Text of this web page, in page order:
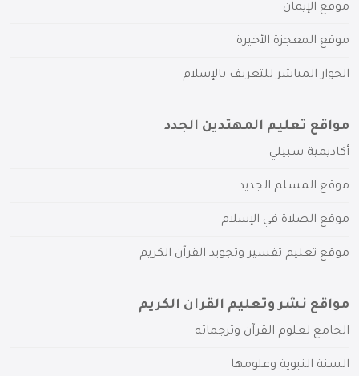
موقع الإيمان
موقع المعجزة الأخيرة
الحوار المباشر للتعريف بالإسلام
مواقع تعليم المهتدين الجدد
أكاديمية سبيلي
موقع المسلم الجديد
موقع الصلاة في الإسلام
موقع تعليم تفسير وتجويد القرآن الكريم
مواقع نشر وتعليم القرآن الكريم
الجامع لعلوم القرآن وترجماته
السنة النبوية وعلومها